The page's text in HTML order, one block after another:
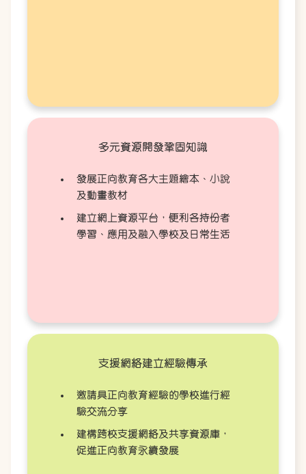
多元資源開發鞏固知識
發展正向教育各大主題繪本、小說
及動畫教材
建立網上資源平台，便利各持份者
學習、應用及融入學校及日常生活
支援網絡建立經驗傳承
邀請具正向教育經驗的學校進行經
驗交流分享
建構跨校支援網絡及共享資源庫，
促進正向教育永續發展